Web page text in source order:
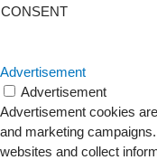
CONSENT
Advertisement
Advertisement
Advertisement cookies
and marketing
websites and collect